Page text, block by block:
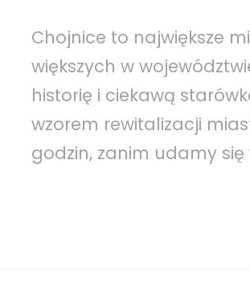
Chojnice to największe
większych w
historię i ciekawą
wzorem rewitalizacji
godzin, zanim udamy